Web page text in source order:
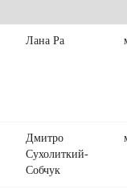
Лана Ра
Дмитро
Сухолиткий-
Собчук